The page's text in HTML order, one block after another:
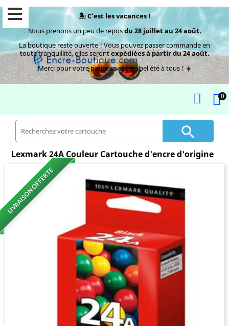
🏝️ C’est les vacances !
Nous prenons un peu de reposdu 28 juillet au 24 août.
La boutique reste ouverte ! Vous pouvez passer commande en
toute tranquillité, elles serontexpédiées à partir du 24 août.
Merci pour votre patience et très bel été à tous ! ☀️
0

Lexmark 24A Couleur Cartouche d'encre d'origine
LIVRAISON OFFERTE